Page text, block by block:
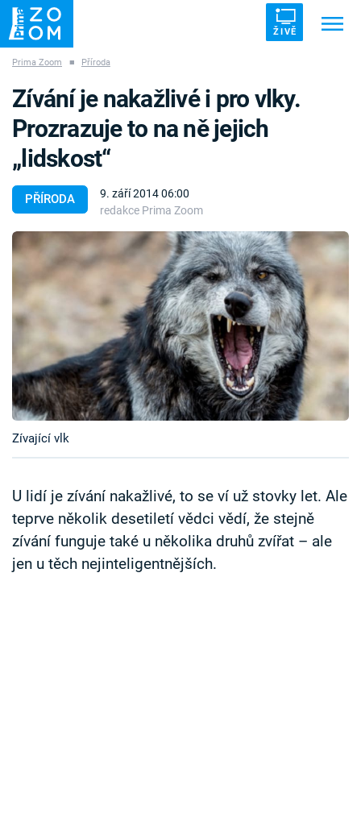
ŽIVĚ
ZÁHADY VETŘELCI DÁVNOVĚKU
Témata
Témata
Pořady
TV Program
Časopis
Sledujte prima+
Sledujte nás
Prima Zoom ■ Příroda
PŘÍRODA
9. září 2014 06:00
redakce Prima Zoom
Zívání je nakažlivé i pro vlky.
Prozrazuje to na ně jejich
„lidskost“
Zívající vlk
U lidí je zívání nakažlivé, to se ví už stovky let. Ale
teprve několik desetiletí vědci vědí, že stejně
zívání funguje také u několika druhů zvířat – ale
jen u těch nejinteligentnějších.